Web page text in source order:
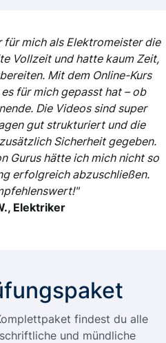
für mich als Elektromeister die
Vollzeit und hatte kaum Zeit,
Mit dem Online-Kurs
für mich gepasst hat – ob
Die Videos sind super
gut strukturiert und die
Sicherheit gegeben.
Gurus hätte ich mich nicht so
erfolgreich abzuschließen.
Elektriker
findest du alle
und mündliche